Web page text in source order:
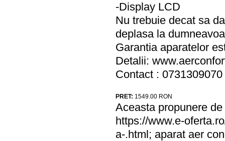
-Display LCD
Nu trebuie decat sa
deplasa la
Garantia aparatelor
Detalii:
Contact : 0731309070
PRET: 1549.00 RON
Aceasta propunere
https://www.e-
a-.html; aparat aer